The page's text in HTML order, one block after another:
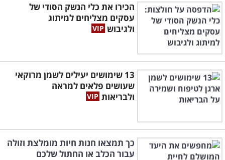
הכירו את כלי הנשק הסודי של
עסקים מצליחים למיתוג
ולגיבוש
13 שימושים יעילים לשמן מרוקאי
שעושים פלאים למראה
ולבריאות
כך תמצאו חנות חיות מומלצת וזולה
עבור הכלב או החתול שלכם